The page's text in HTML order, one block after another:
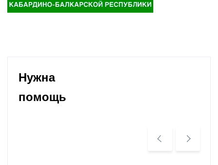
Нужна
помощь